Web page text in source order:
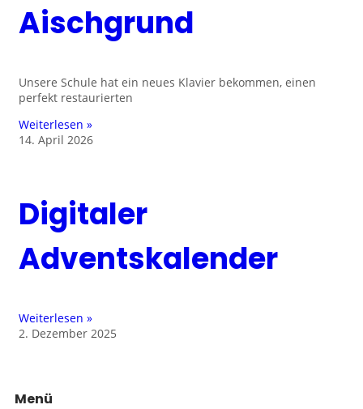
Aischgrund
Unsere Schule hat ein neues Klavier bekommen, einen
perfekt restaurierten
Weiterlesen »
14. April 2026
Digitaler
Adventskalender
Weiterlesen »
2. Dezember 2025
Menü